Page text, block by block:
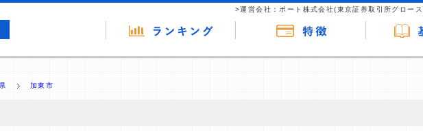
>運営会社：ポート株式会社(東京証券取引所グロー
加東市